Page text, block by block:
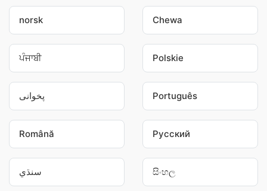
norsk Chewa
ਪੰਜਾਬੀ Polskie
پخوانی Português
Română Pусский
سنڌي සිංහල